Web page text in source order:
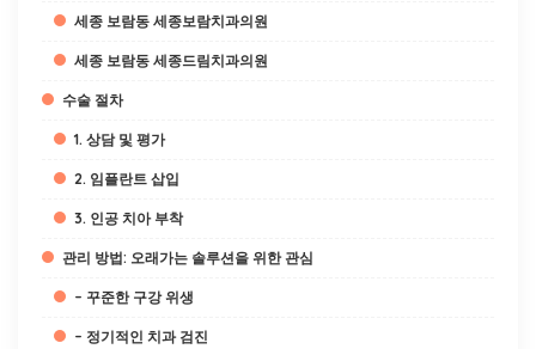
세종 보람동 세종보람치과의원
세종 보람동 세종드림치과의원
수술 절차
1. 상담 및 평가
2. 임플란트 삽입
3. 인공 치아 부착
관리 방법: 오래가는 솔루션을 위한 관심
– 꾸준한 구강 위생
– 정기적인 치과 검진